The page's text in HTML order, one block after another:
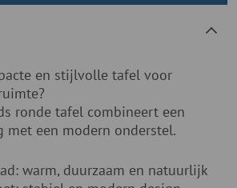
en stijlvolle tafel voor
ronde tafel combineert een
een modern onderstel.
warm, duurzaam en natuurlijk